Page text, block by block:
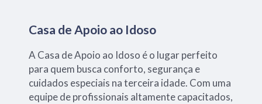
Casa de Apoio ao Idoso
A Casa de Apoio ao Idoso é o lugar perfeito
para quem busca conforto, segurança e
cuidados especiais na terceira idade. Com uma
equipe de profissionais altamente capacitados,